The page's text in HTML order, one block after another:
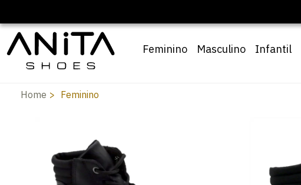
Feminino Masculino Infantil
Home Feminino